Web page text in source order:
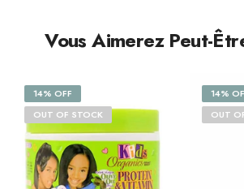
Vous Aimerez Peut-
14% OFF
OUT OF STOCK
14%
OUT